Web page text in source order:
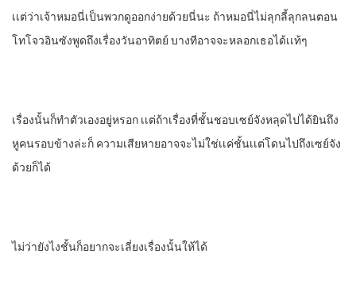
เเต่ว่าเจ้าหมอนี่เป็นพวกดูออกง่ายด้วยนี่นะ​ ถ้าหมอนี่ไม่ลุกลี้ลุกลน​ตอน
โทโจวอินซังพูดถึงเรื่องวันอาทิตย์​ บางทีอาจจะหลอกเธอได้เเท้ๆ
เรื่องนั้นก็ทําตัวเองอยู่หรอก​ เเต่ถ้าเรื่องที่ชั้นชอบเซย์จังหลุดไปได้ยินถึง
หูคนรอบข้าง​ล่ะก็ ความเสียหายอาจจะไม่ใช่เเค่ชั้นเเต่โดนไปถึงเซย์จัง
ด้วยก็ได้
ไม่ว่ายังไงชั้นก็อยากจะเลี่ยงเรื่องนั้นให้ได้